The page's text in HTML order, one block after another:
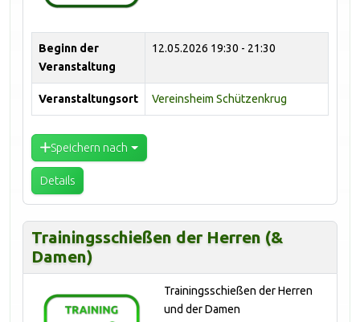
Beginn der
Veranstaltung
12.05.2026 19:30 - 21:30
Veranstaltungsort Vereinsheim Schützenkrug
Speichern nach
Details
Trainingsschießen der Herren (&
Damen)
Trainingsschießen der Herren
und der Damen